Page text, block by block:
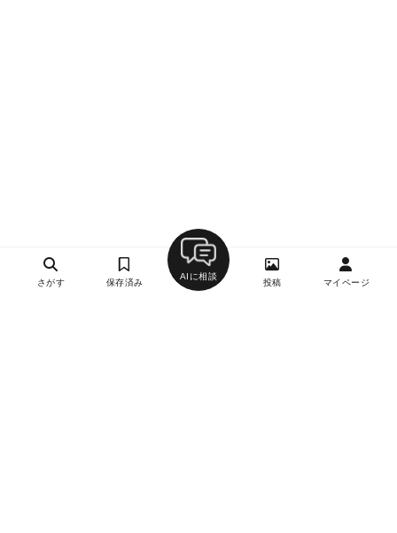
さがす 保存済み
AIに相談
投稿 マイページ